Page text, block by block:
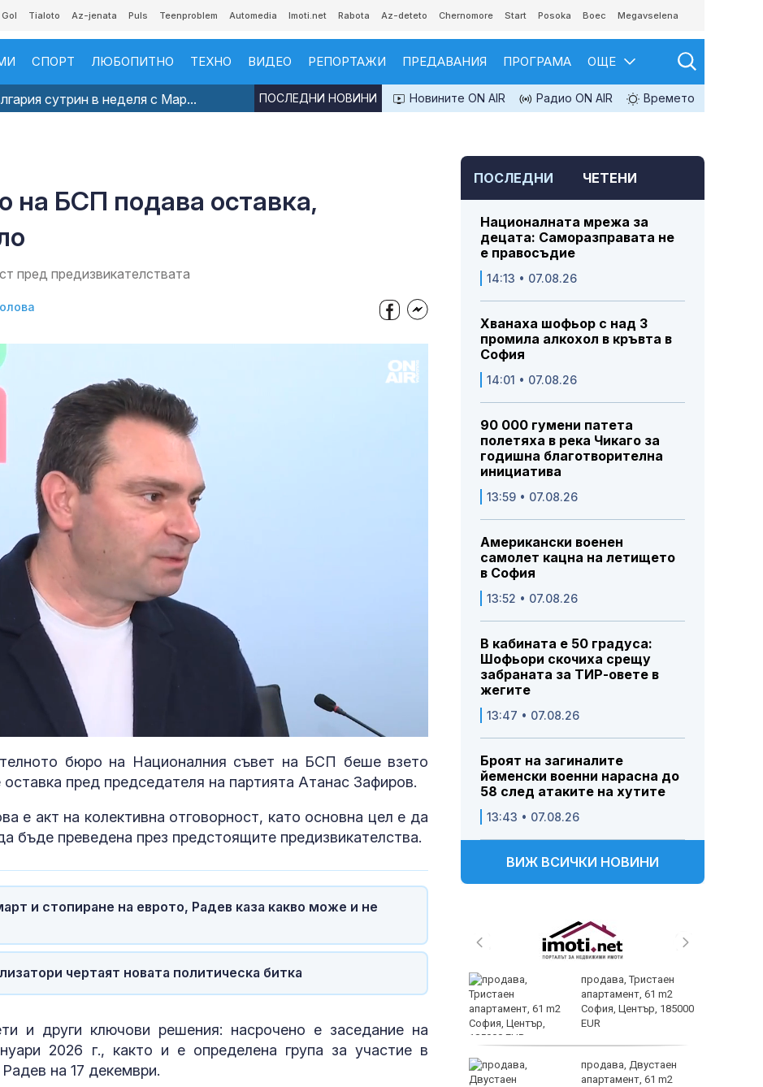
Gol Tialoto Az-jenata Puls Teenproblem Automedia Imoti.net Rabota Az-deteto Chernomore Start Posoka Boec Megavselena
СПОРТ ЛЮБОПИТНО ТЕХНО ВИДЕО РЕПОРТАЖИ ПРЕДАВАНИЯ ПРОГРАМА ОЩЕ
сутрин в неделя с Мар... Новините ON AIR Радио ON AIR Времето
ПОСЛЕДНИ НОВИНИ
на БСП подава оставка,
пред предизвикателствата
бюро на Националния съвет на БСП беше взето
пред председателя на партията Атанас Зафиров.
е акт на колективна отговорност, като основна цел е да
бъде преведена през предстоящите предизвикателства.
и стопиране на еврото, Радев каза какво може и не
чертаят новата политическа битка
и други ключови решения: насрочено е заседание на
2026 г., както и е определена група за участие в
на 17 декември.
ПОСЛЕДНИ ЧЕТЕНИ
Националната мрежа за
децата: Саморазправата не
е правосъдие
14:13 • 07.08.26
Хванаха шофьор с над 3
промила алкохол в кръвта в
София
14:01 • 07.08.26
90 000 гумени патета
полетяха в река Чикаго за
годишна благотворителна
инициатива
13:59 • 07.08.26
Американски военен
самолет кацна на летището
в София
13:52 • 07.08.26
В кабината е 50 градуса:
Шофьори скочиха срещу
забраната за ТИР-овете в
жегите
13:47 • 07.08.26
Броят на загиналите
йеменски военни нарасна до
58 след атаките на хутите
13:43 • 07.08.26
ВИЖ ВСИЧКИ НОВИНИ
"Искам бебе":
Двойките може да
Тръмп отряза
Зеленски за ракети: И
уста – кого засяга най-
продава, Тристаен
апартамент, 61 m2
София, Център, 185000
EUR
продава, Двустаен
апартамент, 61 m2